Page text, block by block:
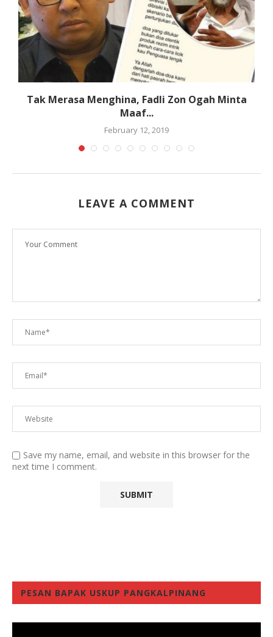
Tak Merasa Menghina, Fadli Zon Ogah Minta
Maaf...
February 12, 2019
LEAVE A COMMENT
Save my name, email, and website in this browser for the
next time I comment.
PESAN BAPAK USKUP PANGKALPINANG